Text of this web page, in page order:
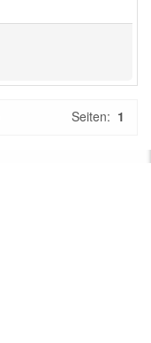
Seiten: 1